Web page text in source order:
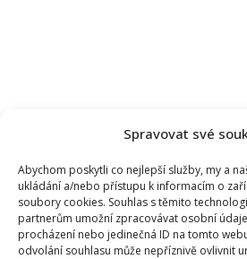
Spravovat své
Abychom poskytli co nejlepší služby, my a
ukládání a/nebo přístupu k informacím o
soubory cookies. Souhlas s těmito
partnerům umožní zpracovávat osobní
procházení nebo jedinečná ID na tomto
odvolání souhlasu může nepříznivě ovlivnit